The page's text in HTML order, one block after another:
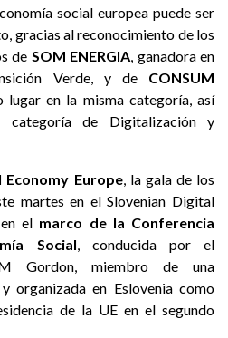
social europea puede ser
gracias al reconocimiento de los
de SOM ENERGIA , ganadora en
Verde, y de CONSUM
lugar en la misma categoría, así
de Digitalización y
Economy Europe, la gala de los
martes en el Slovenian Digital
en el marco de la Conferencia
Social , conducida por el
Gordon, miembro de una
organizada en Eslovenia como
de la UE en el segundo